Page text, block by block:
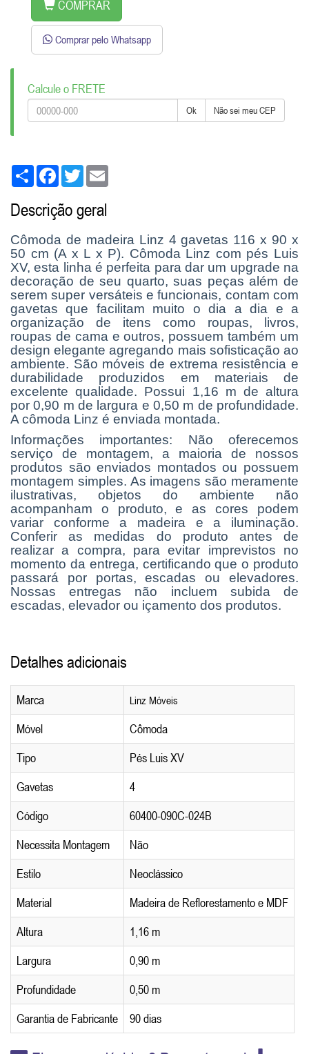
COMPRAR
Comprar pelo Whatsapp
Calcule o FRETE
Ok Não sei meu CEP
Share FacebookTwitter
Descrição geral
Cômoda de madeira Linz 4 gavetas 116 x 90 x
50 cm (A x L x P). Cômoda Linz com pés Luis
XV, esta linha é perfeita para dar um upgrade na
decoração de seu quarto, suas peças além de
serem super versáteis e funcionais, contam com
gavetas que facilitam muito o dia a dia e a
organização de itens como roupas, livros,
roupas de cama e outros, possuem também um
design elegante agregando mais sofisticação ao
ambiente. São móveis de extrema resistência e
durabilidade produzidos em materiais de
excelente qualidade. Possui 1,16 m de altura
por 0,90 m de largura e 0,50 m de profundidade.
A cômoda Linz é enviada montada.
Informações importantes: Não oferecemos
serviço de montagem, a maioria de nossos
produtos são enviados montados ou possuem
montagem simples. As imagens são meramente
ilustrativas, objetos do ambiente não
acompanham o produto, e as cores podem
variar conforme a madeira e a iluminação.
Conferir as medidas do produto antes de
realizar a compra, para evitar imprevistos no
momento da entrega, certificando que o produto
passará por portas, escadas ou elevadores.
Nossas entregas não incluem subida de
escadas, elevador ou içamento dos produtos.
Detalhes adicionais
Marca Linz Móveis
Móvel
Cômoda
Tipo
Pés Luis XV
Gavetas
4
Código
60400-090C-024B
Necessita Montagem
Não
Estilo
Neoclássico
Material
Madeira de Reflorestamento e MDF
Altura
1,16 m
Largura
0,90 m
Profundidade
0,50 m
Garantia de Fabricante
90 dias